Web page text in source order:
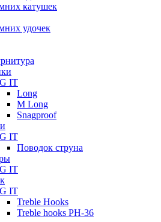
катушек
удочек
IT
Long
M Long
Snagproof
IT
Поводок струна
IT
IT
Treble Hooks
Treble hooks PH-36